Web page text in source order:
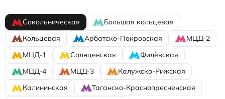
Сокольническая
Большая кольцевая
Кольцевая
Арбатско-Покровская
МЦД-2
МЦД-1
Солнцевская
Филёвская
МЦД-4
МЦД-3
Калужско-Рижская
Калининская
Таганско-Краснопресненская